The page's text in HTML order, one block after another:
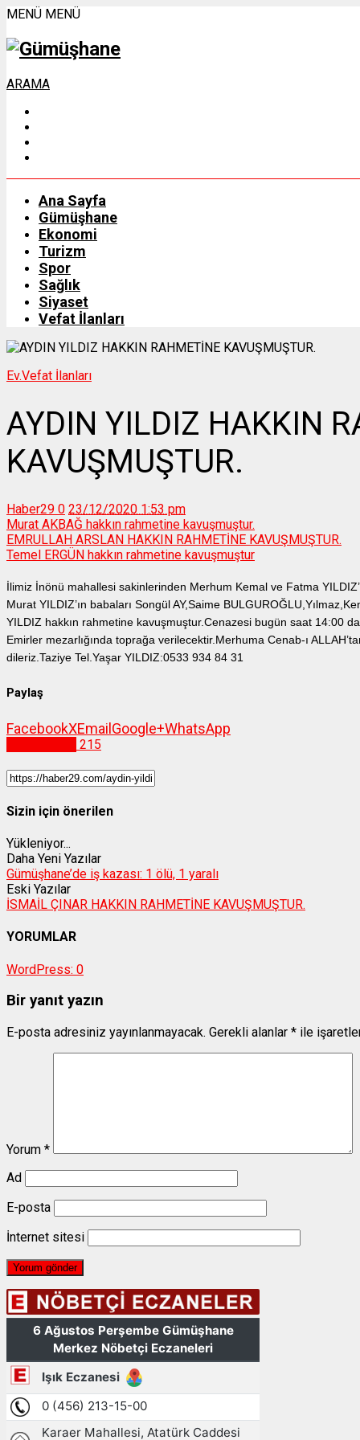
MENÜ MENÜ
ARAMA
Ana Sayfa
Gümüşhane
Ekonomi
Turizm
Spor
Sağlık
Siyaset
Vefat İlanları
Ev.Vefat İlanları
AYDIN YILDIZ HAKKIN
KAVUŞMUŞTUR.
Haber29 0 23/12/2020 1:53 pm
Murat AKBAĞ hakkın rahmetine kavuşmuştur.
EMRULLAH ARSLAN HAKKIN RAHMETİNE KAVUŞMUŞTUR.
Temel ERGÜN hakkın rahmetine kavuşmuştur
İlimiz İnönü mahallesi sakinlerinden Merhum Kemal ve Fatma
Murat YILDIZ’ın babaları Songül AY,Saime
YILDIZ hakkın rahmetine kavuşmuştur.Cenazesi bugün saat 14:00
Emirler mezarlığında toprağa verilecektir.Merhuma Cenab-ı
dileriz.Taziye Tel.Yaşar YILDIZ:0533 934 84 31
Paylaş
FacebookXEmail Google+WhatsApp
215
Sizin için önerilen
Yükleniyor...
Daha Yeni Yazılar
Gümüşhane’de iş kazası: 1 ölü, 1 yaralı
Eski Yazılar
İSMAİL ÇINAR HAKKIN RAHMETİNE KAVUŞMUŞTUR.
YORUMLAR
WordPress: 0
Bir yanıt yazın
E-posta adresiniz yayınlanmayacak. Gerekli alanlar * ile
Yorum *
Ad
E-posta
İnternet sitesi